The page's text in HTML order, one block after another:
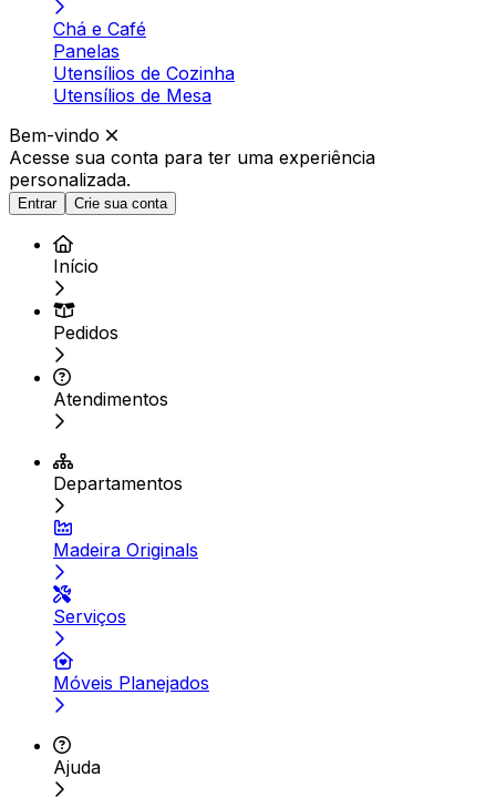
Chá e Café
Panelas
Utensílios de Cozinha
Utensílios de Mesa
Bem-vindo
Acesse sua conta para ter uma experiência
personalizada.
Entrar Crie sua conta
Início
Pedidos
Atendimentos
Departamentos
Madeira Originals
Serviços
Móveis Planejados
Ajuda